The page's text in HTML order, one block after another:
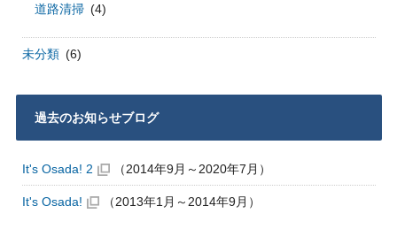
道路清掃 (4)
未分類 (6)
過去のお知らせブログ
It's Osada! 2 （2014年9月～2020年7月）
It's Osada! （2013年1月～2014年9月）